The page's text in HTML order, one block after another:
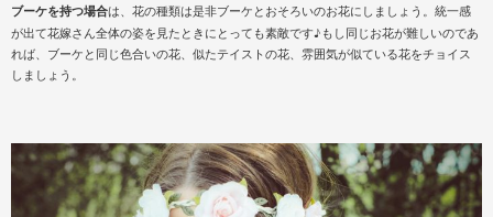
ブーケを持つ場合は、花の種類は是非ブーケとおそろいのお花にしましょう。統一感
が出て花嫁さん全体の姿を見たときにとっても素敵です♪もし同じお花が難しいのであ
れば、ブーケと同じ色合いの花、似たテイストの花、雰囲気が似ている花をチョイス
しましょう。